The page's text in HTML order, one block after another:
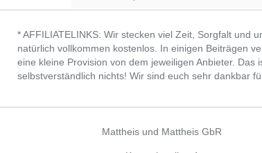
* AFFILIATELINKS: Wir stecken viel Zeit, Sorgfalt und
natürlich vollkommen kostenlos. In einigen Beiträgen
eine kleine Provision von dem jeweiligen Anbieter.
selbstverständlich nichts! Wir sind euch sehr dankbar
Mattheis und Mattheis GbR